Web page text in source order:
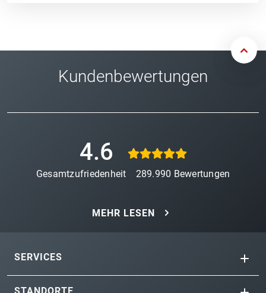
Kundenbewertungen
4.6
Gesamtzufriedenheit 289.990 Bewertungen
MEHR LESEN
SERVICES